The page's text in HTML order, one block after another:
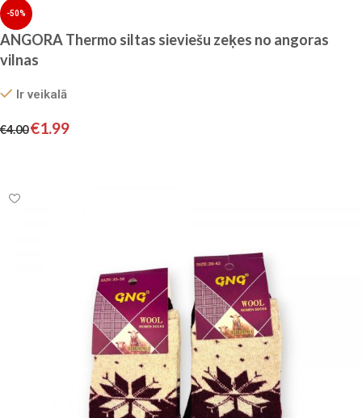
-50%
ANGORA Thermo siltas sieviešu zeķes no angoras
vilnas
Ir veikalā
€4.00€1.99